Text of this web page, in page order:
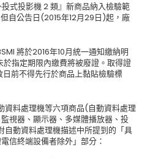
式投影機 2 類』新商品納入檢驗範
自公告日(2015年12月29日)起，廠
將於2016年10月統一通知繳納明
指定期限內繳費將被廢證。取得證
日前不得先行於商品上黏貼檢驗標
資料處理機等六項商品(自動資料處理
視器、顯示器、多媒體播放器、投
動資料處理機描述中所提到的「具
信終端設備者除外」部分：